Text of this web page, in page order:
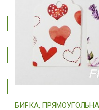
БИРКА,